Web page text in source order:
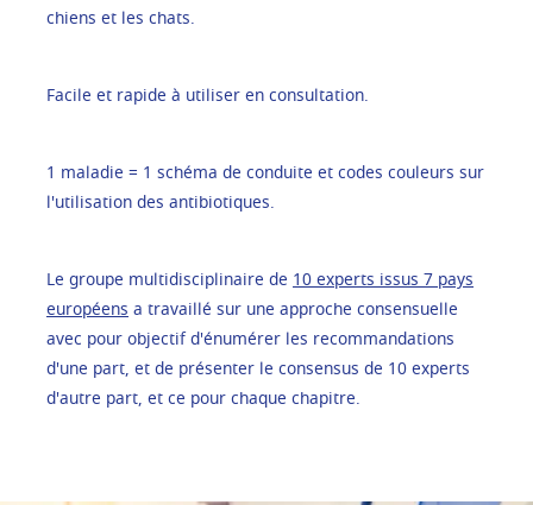
chiens et les chats.
Facile et rapide à utiliser en consultation.
1 maladie = 1 schéma de conduite et codes couleurs sur
l'utilisation des antibiotiques.
Le groupe multidisciplinaire de 10 experts issus 7 pays
européens a travaillé sur une approche consensuelle
avec pour objectif d'énumérer les recommandations
d'une part, et de présenter le consensus de 10 experts
d'autre part, et ce pour chaque chapitre.